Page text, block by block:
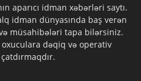
aparıcı idman xəbərləri saytı.
idman dünyasında baş verən
müsahibələri tapa bilərsiniz.
dəqiq və operativ